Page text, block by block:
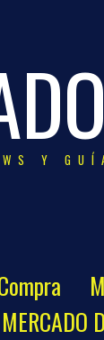
Y
MERCADO